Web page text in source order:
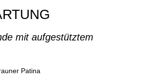
mit aufgestütztem
Patina